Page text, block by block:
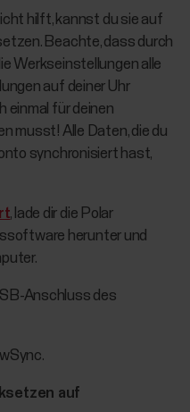
hilft, kannst du sie auf
Beachte, dass durch
Werkseinstellungen alle
auf deiner Uhr
einmal für deinen
musst! Alle Daten, die du
synchronisiert hast,
, lade dir die Polar
herunter und
Anschluss des
auf